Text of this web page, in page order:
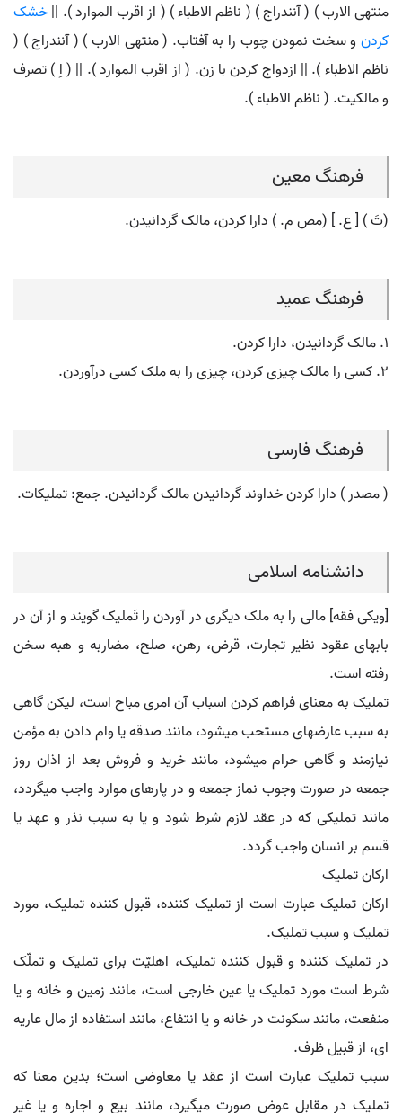
منتهی الارب ) ( آنندراج ) ( ناظم الاطباء ) ( از اقرب الموارد ). ||خشک
کردن و سخت نمودن چوب را به آفتاب. ( منتهی الارب ) ( آنندراج ) (
ناظم الاطباء ). || ازدواج کردن با زن. ( از اقرب الموارد ). || ( اِ ) تصرف
و مالکیت. ( ناظم الاطباء ).
فرهنگ معین
(تَ ) [ ع. ] (مص م. ) دارا کردن، مالک گردانیدن.
فرهنگ عمید
۱. مالک گردانیدن، دارا کردن.
۲. کسی را مالک چیزی کردن، چیزی را به ملک کسی درآوردن.
فرهنگ فارسی
( مصدر ) دارا کردن خداوند گردانیدن مالک گردانیدن. جمع: تملیکات.
دانشنامه اسلامی
[ویکی فقه] مالی را به ملک دیگری در آوردن را تَملیک گویند و از آن در
بابهای عقود نظیر تجارت، قرض، رهن، صلح، مضاربه و هبه سخن
رفته است.
تملیک به معنای فراهم کردن اسباب آن امری مباح است، لیکن گاهی
به سبب عارضه‏ای مستحب می‏شود، مانند صدقه یا وام دادن به مؤمن
نیازمند و گاهی حرام می‏شود، مانند خرید و فروش بعد از اذان روز
جمعه در صورت وجوب نماز جمعه و در پاره‏ای موارد واجب می‏گردد،
مانند تملیکی که در عقد لازم شرط شود و یا به سبب نذر و عهد یا
قسم بر انسان واجب گردد.
ارکان تملیک
ارکان تملیک عبارت است از تملیک کننده، قبول کننده تملیک، مورد
تملیک و سبب تملیک.
در تملیک کننده و قبول کننده تملیک، اهلیّت برای تملیک و تملّک
شرط است مورد تملیک یا عین خارجی است، مانند زمین و خانه و یا
منفعت، مانند سکونت در خانه و یا انتفاع، مانند استفاده از مال عاریه
ای، از قبیل ظرف.
سبب تملیک عبارت است از عقد یا معاوضی است؛ بدین معنا که
تملیک در مقابل عوض صورت می‏گیرد، مانند بیع و اجاره و یا غیر